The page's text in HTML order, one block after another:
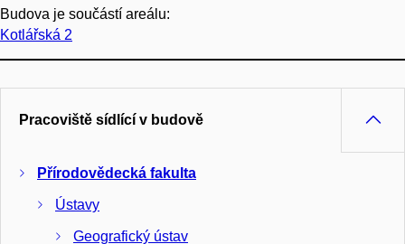
Budova je součástí areálu:
Kotlářská 2
Pracoviště sídlící v budově
Přírodovědecká fakulta
Ústavy
Geografický ústav